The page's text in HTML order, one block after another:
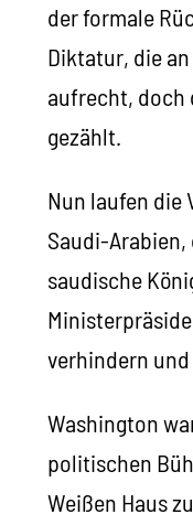
der formale
Diktatur, die
aufrecht, doch
gezählt.
Nun laufen die
Saudi-
saudische
verhindern
Washington
politischen
Weißen Haus